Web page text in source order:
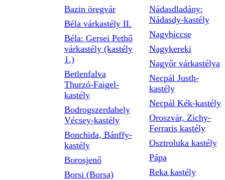
Bazin öregvár
Béla várkastély II.
Béla: Gersei Pethő
várkastély (kastély
1.)
Betlenfalva
Thurzó-Faigel-
kastély
Bodrogszerdahely
Vécsey-kastély
Bonchida, Bánffy-
kastély
Borosjenő
Borsi (Borsa)
Nádasdladány:
Nádasdy-kastély
Nagybiccse
Nagykereki
Nagyőr várkastélya
Necpál Justh-
kastély
Necpál Kék-kastély
Oroszvár, Zichy-
Ferraris kastély
Osztroluka kastély
Pápa
Reka kastély